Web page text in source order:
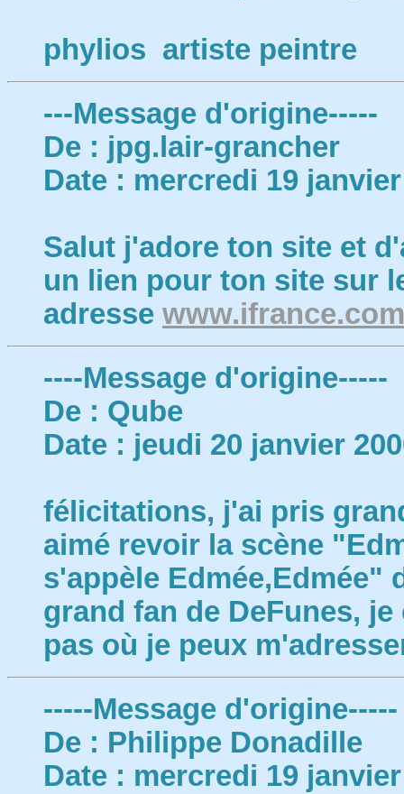
phylios artiste peintre
---Message d'origine-----
De : jpg.lair-grancher
Date : mercredi 19
Salut j'adore ton site et
un lien pour ton site sur
adresse
----Message d'origine-----
De : Qube
Date : jeudi 20 janvier
félicitations, j'ai pris
aimé revoir la scène
s'appèle Edmée,Edmée"
grand fan de DeFunes,
pas où je peux
-----Message d'origine-----
De : Philippe Donadille
Date : mercredi 19 janvier